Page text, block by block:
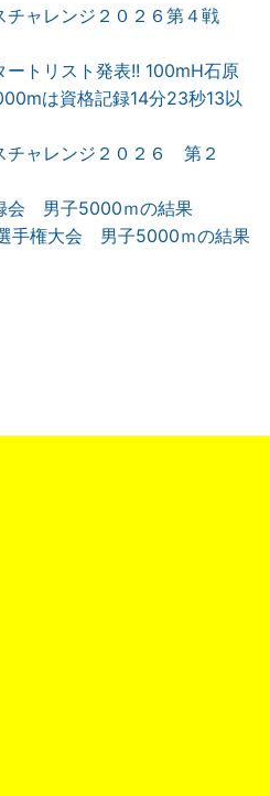
チャレンジ２０２６第４戦
ートリスト発表!! 100mH石原
は資格記録14分23秒13以
チャレンジ２０２６ 第２
会 男子5000ｍの結果
手権大会 男子5000ｍの結果